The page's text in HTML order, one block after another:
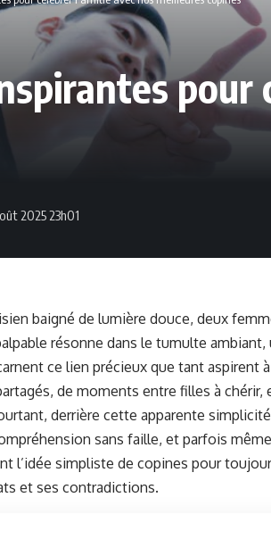
pour
2025 23h01
baigné de lumière douce, deux
résonne dans le tumulte
ce lien précieux que tant aspirent
de moments entre filles à
derrière cette apparente
sans faille, et parfois
l’idée simpliste de copines pour
et ses contradictions.